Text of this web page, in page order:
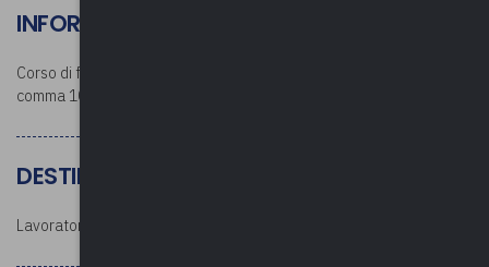
INFORMAZIONI PRELIMINARI
Corso di formazione ai sensi del D. Lgs. 81/08 e 106/2009 Art. 37
comma 10, 11 e della Conferenza Stato-Regioni del 17/04/2025.
DESTINATARI
Lavoratori addetti ai videoterminali / lavoratori d'ufficio.